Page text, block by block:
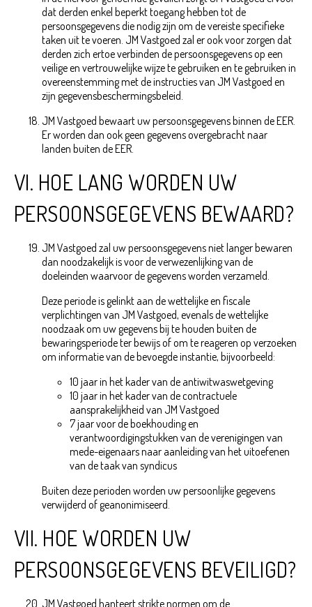
dat derden enkel beperkt toegang hebben tot de
persoonsgegevens die nodig zijn om de vereiste specifieke
taken uit te voeren. JM Vastgoed zal er ook voor zorgen dat
derden zich ertoe verbinden de persoonsgegevens op een
veilige en vertrouwelijke wijze te gebruiken en te gebruiken in
overeenstemming met de instructies van JM Vastgoed en
zijn gegevensbeschermingsbeleid.
JM Vastgoed bewaart uw persoonsgegevens binnen de EER.
Er worden dan ook geen gegevens overgebracht naar
landen buiten de EER.
VI. HOE LANG WORDEN UW
PERSOONSGEGEVENS BEWAARD?
JM Vastgoed zal uw persoonsgegevens niet langer bewaren
dan noodzakelijk is voor de verwezenlijking van de
doeleinden waarvoor de gegevens worden verzameld.
Deze periode is gelinkt aan de wettelijke en fiscale
verplichtingen van JM Vastgoed, evenals de wettelijke
noodzaak om uw gegevens bij te houden buiten de
bewaringsperiode ter bewijs of om te reageren op verzoeken
om informatie van de bevoegde instantie, bijvoorbeeld:
10 jaar in het kader van de antiwitwaswetgeving
10 jaar in het kader van de contractuele
aansprakelijkheid van JM Vastgoed
7 jaar voor de boekhouding en
verantwoordigingstukken van de verenigingen van
mede-eigenaars naar aanleiding van het uitoefenen
van de taak van syndicus
Buiten deze perioden worden uw persoonlijke gegevens
verwijderd of geanonimiseerd.
VII. HOE WORDEN UW
PERSOONSGEGEVENS BEVEILIGD?
JM Vastgoed hanteert strikte normen om de